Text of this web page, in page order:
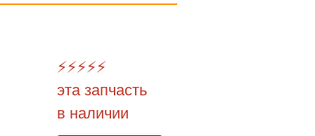
⚡️⚡️⚡️⚡️⚡️
эта запчасть
в наличии